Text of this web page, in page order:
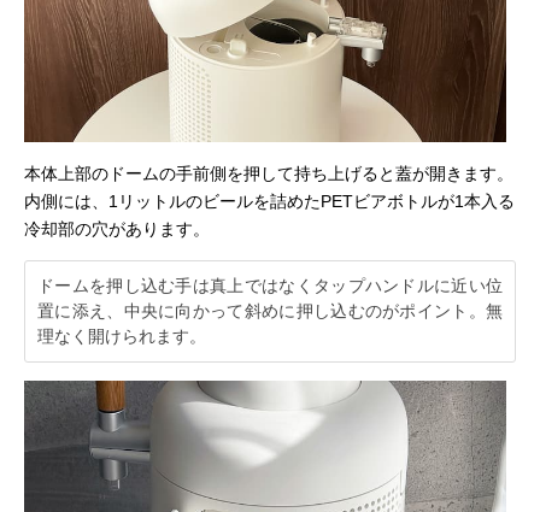
本体上部のドームの手前側を押して持ち上げると蓋が開きます。
内側には、1リットルのビールを詰めたPETビアボトルが1本入る
冷却部の穴があります。
ドームを押し込む手は真上ではなくタップハンドルに近い位
置に添え、中央に向かって斜めに押し込むのがポイント。無
理なく開けられます。